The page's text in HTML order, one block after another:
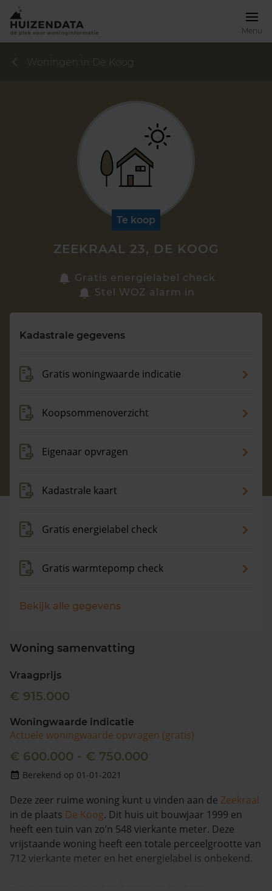
Menu
Zoek een woning
Maandag t/m vrijdag - 08:00 -18:00
Woningen in De Koog
Te koop
ZEEKRAAL 23, DE KOOG
Gratis energielabel check
Stel WOZ alarm in
Kadastrale gegevens
Gratis woningwaarde indicatie
Koopsommenoverzicht
Eigenaar opvragen
Kadastrale kaart
Gratis energielabel check
Gratis warmtepomp check
Bekijk alle gegevens
Woning samenvatting
Vraagprijs
€ 915.000
Woningwaarde indicatie
Actuele woningwaarde opvragen (gratis)
€ 600.000 - € 750.000
Berekend op 01-01-2021
Deze zeer ruime woning kunt u vinden aan de Zeekraal
in de plaats De Koog. Dit huis uit bouwjaar 1999 en
heeft een tuin van zo’n 548 vierkante meter. Deze
vrijstaande woning heeft een totale perceelgrootte van
712 vierkante meter en het energielabel is onbekend.